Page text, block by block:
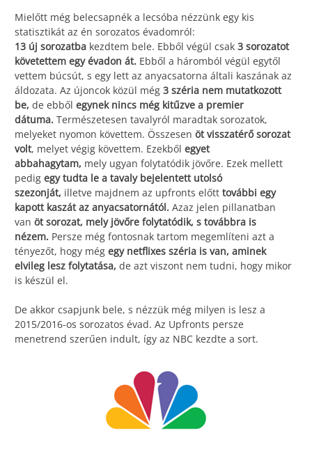
Mielőtt még belecsapnék a lecsóba nézzünk egy kis
statisztikát az én sorozatos évadomról:
13 új sorozatba kezdtem bele. Ebből végül csak 3 sorozatot
követettem egy évadon át. Ebből a háromból végül egytől
vettem búcsút, s egy lett az anyacsatorna általi kaszának az
áldozata. Az újoncok közül még 3 széria nem mutatkozott
be, de ebből egynek nincs még kitűzve a premier
dátuma. Természetesen tavalyról maradtak sorozatok,
melyeket nyomon követtem. Összesen öt visszatérő sorozat
volt, melyet végig követtem. Ezekből egyet
abbahagytam, mely ugyan folytatódik jövőre. Ezek mellett
pedig egy tudta le a tavaly bejelentett utolsó
szezonját, illetve majdnem az upfronts előtt további egy
kapott kaszát az anyacsatornától. Azaz jelen pillanatban
van öt sorozat, mely jövőre folytatódik, s továbbra is
nézem. Persze még fontosnak tartom megemlíteni azt a
tényezőt, hogy még egy netflixes széria is van, aminek
elvileg lesz folytatása, de azt viszont nem tudni, hogy mikor
is készül el.
De akkor csapjunk bele, s nézzük még milyen is lesz a
2015/2016-os sorozatos évad. Az Upfronts persze
menetrend szerűen indult, így az NBC kezdte a sort.